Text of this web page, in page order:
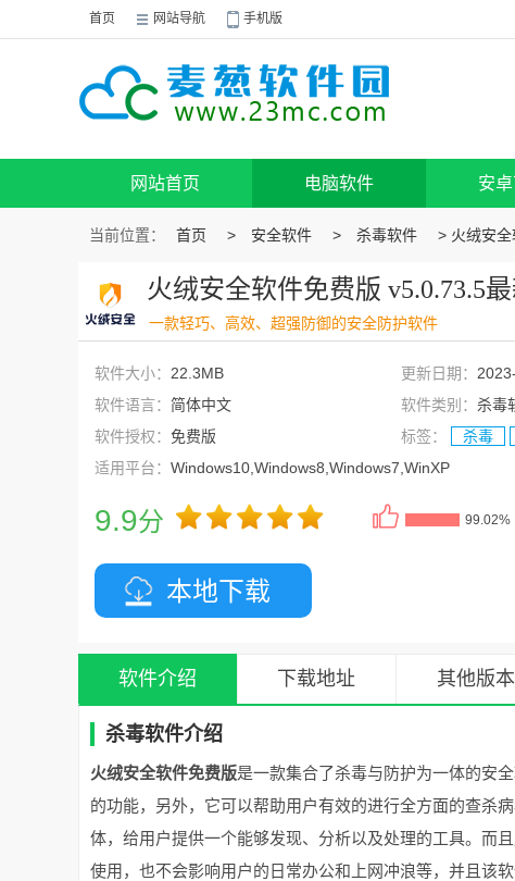
首页 网站导航 手机版
网站首页 电脑软件 安
当前位置： 首页 > 安全软件 > 杀毒软件 > 火绒安
火绒安全软件免费版 v5.0.73.5
一款轻巧、高效、超强防御的安全防护软件
软件大小： 22.3MB 更新日期：
软件语言： 简体中文 软件类别： 杀毒
软件授权： 免费版 标签： 杀毒
适用平台： Windows10,Windows8,Windows7,WinXP
9.9分 99.02%
本地下载
软件介绍 下载地址 其他版本
杀毒软件介绍
火绒安全软件免费版是一款集合了杀毒与防护为一体的安
的功能，另外，它可以帮助用户有效的进行全方面的查杀
体，给用户提供一个能够发现、分析以及处理的工具。而
使用，也不会影响用户的日常办公和上网冲浪等，并且该